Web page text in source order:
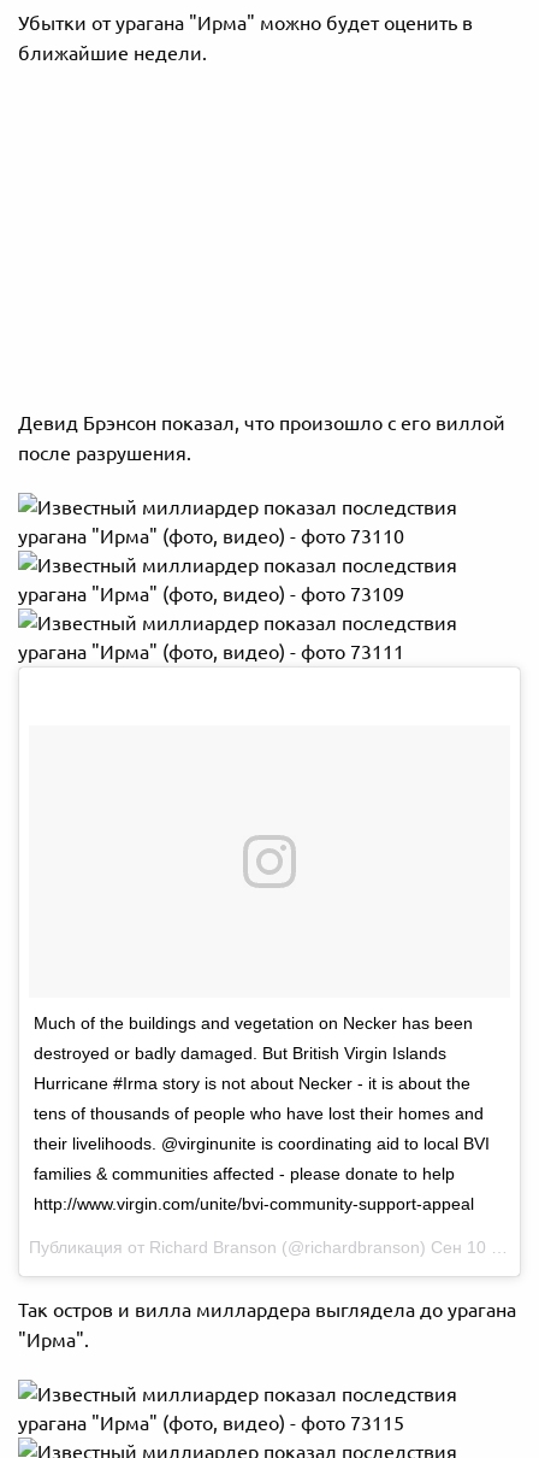
Убытки от урагана "Ирма" можно будет оценить в
ближайшие недели.
Девид Брэнсон показал, что произошло с его виллой
после разрушения.
Much of the buildings and vegetation on Necker has been
destroyed or badly damaged. But British Virgin Islands
Hurricane #Irma story is not about Necker - it is about the
tens of thousands of people who have lost their homes and
their livelihoods. @virginunite is coordinating aid to local BVI
families & communities affected - please donate to help
http://www.virgin.com/unite/bvi-community-support-appeal
Публикация от Richard Branson (@richardbranson) Сен 10 2017 в 2:25 PDT
Так остров и вилла миллардера выглядела до урагана
"Ирма".